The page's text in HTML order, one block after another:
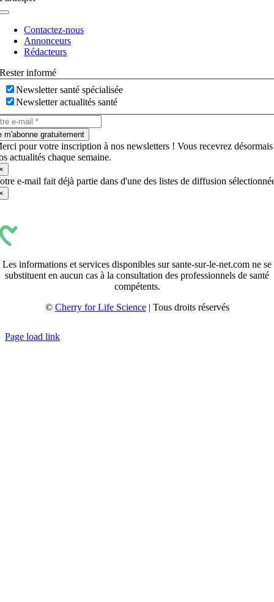
Navigation
basculeContactez-nous
Annonceurs
Rédacteurs
Rester informé
Newsletter santé spécialisée
Newsletter actualités santé
m'abonne gratuitement
pour votre inscription à nos newsletters ! Vous recevrez désormais
actualités chaque semaine.
e-mail fait déjà partie dans d'une des listes de diffusion
Les informations et services disponibles sur sante-sur-le-net.com ne se
substituent en aucun cas à la consultation des professionnels de santé
compétents.
© Cherry for Life Science| Tous droits réservés
Page load link